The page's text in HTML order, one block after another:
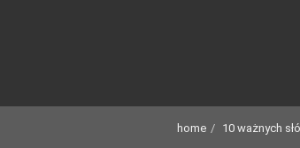
home 10 ważnych